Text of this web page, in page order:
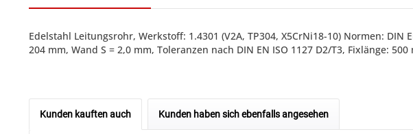
Edelstahl Leitungsrohr, Werkstoff: 1.4301 (V2A, TP304, X5CrNi18-10) Normen:
204 mm, Wand S = 2,0 mm, Toleranzen nach DIN EN ISO 1127 D2/T3, Fixlänge: 500
Kunden kauften auch Kunden haben sich ebenfalls angesehen